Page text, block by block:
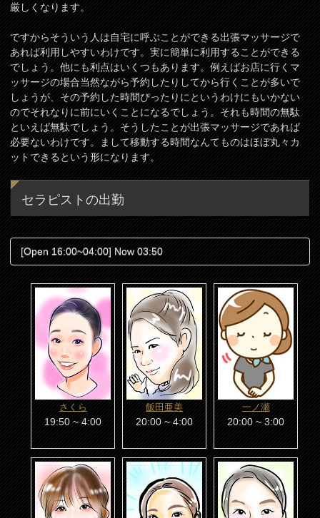
厳しくなります。
ですからそういう人は自宅に呼ぶことができる出張マッサージで
あれば利用しやすいわけです。実に簡単に利用することができる
でしょう。他にも利点はいくつもあります。例えばお店に行くマ
ッサージの場合当然ながら予約したりしてから行くことが多いで
しょうが、その予約した時間ぴったりにというわけにもいかない
のでそれなりに前にいくことになるでしょう。それも時間の無駄
といえば無駄でしょう。そうしたことが出張マッサージであれば
必要ないわけです。まして移動する時間なんてものはほぼ丸々カ
ットできるという形になります。
セラピストの出勤
[Open 16:00~04:00] Now 03:50
さくら
19:50 ~ 4:00
飯田亜美
20:00 ~ 4:00
一ノ瀬
20:00 ~ 3:00